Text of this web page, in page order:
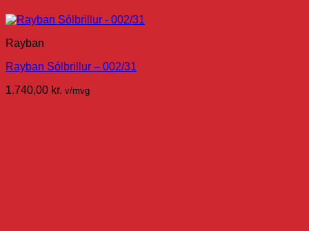
Rayban
Rayban Sólbrillur – 002/31
1.740,00 kr. v/mvg